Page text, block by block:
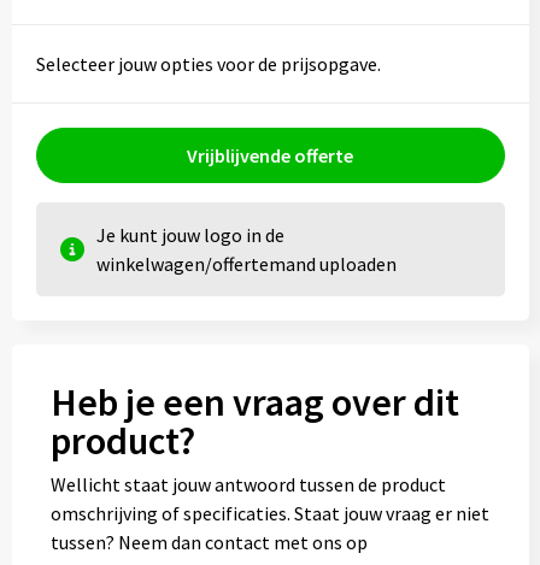
Selecteer jouw opties voor de prijsopgave.
Vrijblijvende offerte
Je kunt jouw logo in de
winkelwagen/offertemand uploaden
Heb je een vraag over dit
product?
Wellicht staat jouw antwoord tussen de product
omschrijving of specificaties. Staat jouw vraag er niet
tussen? Neem dan contact met ons op